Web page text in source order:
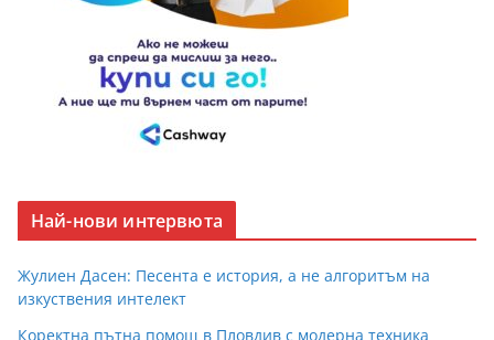
Най-нови интервюта
Жулиен Дасен: Песента е история, а не алгоритъм на
изкуствения интелект
Коректна пътна помощ в Пловдив с модерна техника